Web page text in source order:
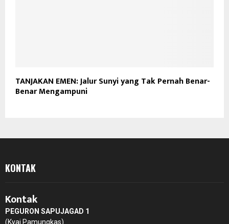
TANJAKAN EMEN: Jalur Sunyi yang Tak Pernah Benar-
Benar Mengampuni
KONTAK
Kontak
PEGURON SAPUJAGAD 1
(Kyai Pamungkas)